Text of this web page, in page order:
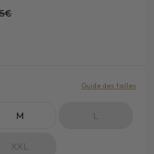
M L
XXL
Guide des tailles